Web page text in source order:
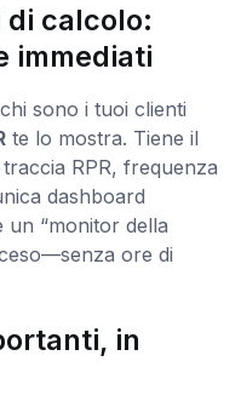
di calcolo:
immediati
sono i tuoi clienti
te lo mostra. Tiene il
RPR, frequenza
dashboard
un “monitor della
ore di
in